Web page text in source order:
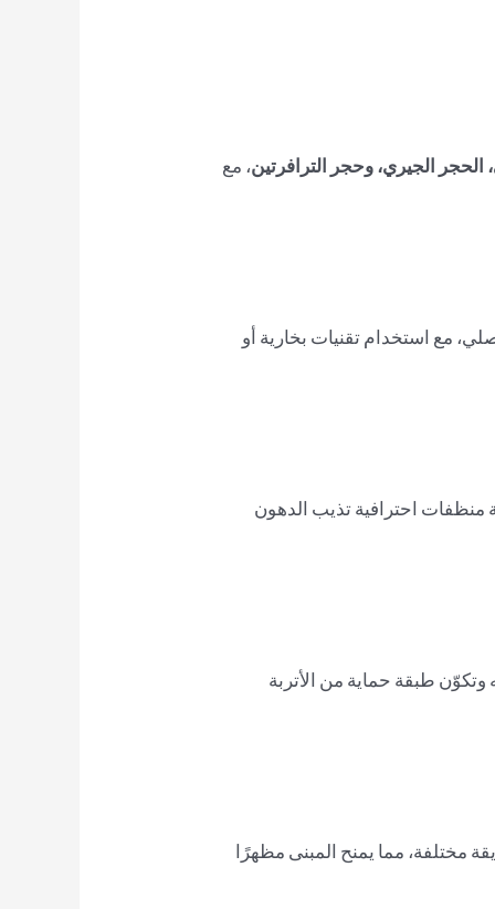
الجيري، وحجر الترافرتين، مع
مع استخدام تقنيات بخارية أو
منظفات احترافية تذيب الدهون
وتكوّن طبقة حماية من الأتربة
مختلفة، مما يمنح المبنى مظهرًا